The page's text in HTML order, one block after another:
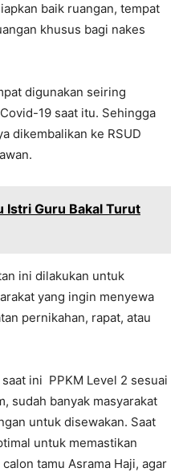
baik ruangan, tempat
khusus bagi nakes
digunakan seiring
19 saat itu. Sehingga
dikembalikan ke RSUD
Istri Guru Bakal Turut
ini dilakukan untuk
yang ingin menyewa
pernikahan, rapat, atau
ini PPKM Level 2 sesuai
sudah banyak masyarakat
untuk disewakan. Saat
untuk memastikan
tamu Asrama Haji, agar